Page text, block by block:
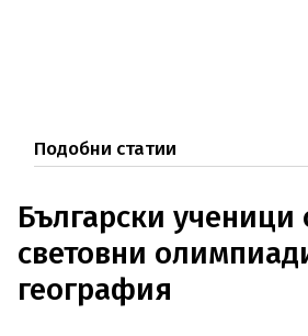
Подобни статии
Български ученици
световни
география